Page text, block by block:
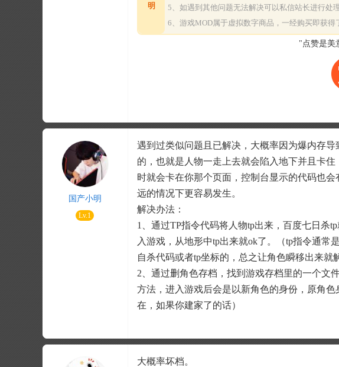
明
5、如遇到其他问题无法解决可以私信站长进行处
6、游戏MOD属于虚拟数字商品，一经购买即获
"点赞是美
国产小明
Lv.1
遇到过类似问题且已解决，大概率因为爆内存
的，也就是人物一走上去就会陷入地下并且卡
时就会卡在你那个页面，控制台显示的代码也
远的情况下更容易发生。
解决办法：
1、通过TP指令代码将人物tp出来，百度七日杀
入游戏，从地形中tp出来就ok了。（tp指令通常
自杀代码或者tp坐标的，总之让角色瞬移出来就
2、通过删角色存档，找到游戏存档里的一个文
方法，进入游戏后会是以新角色的身份，原角
在，如果你建家了的话）
大概率坏档。